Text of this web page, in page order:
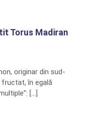
Torus Madiran
originar din sud-
fructat, în egală
[…]